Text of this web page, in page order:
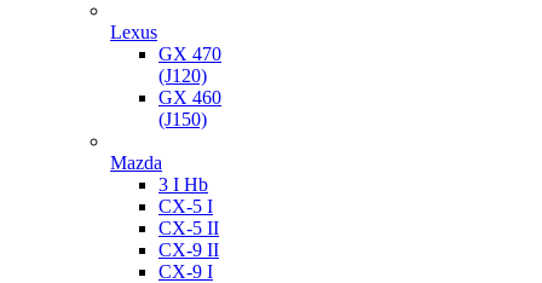
Lexus
GX 470
(J120)
GX 460
(J150)
Mazda
3 I Hb
CX-5 I
CX-5 II
CX-9 II
CX-9 I